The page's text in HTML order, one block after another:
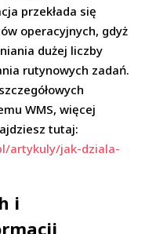
przekłada się
operacyjnych, gdyż
dużej liczby
rutynowych zadań.
WMS, więcej
tutaj:
artykuly/jak-dziala-
i